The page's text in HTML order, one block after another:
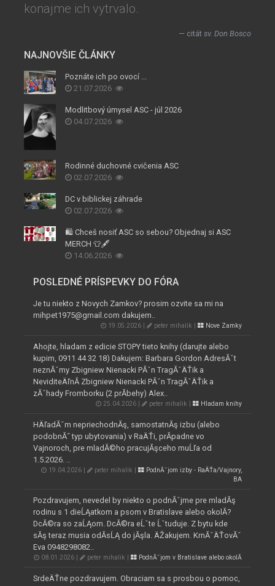
konajme ich vytrvalo.
citát sv. Don Bosco
NAJNOVŠIE ČLÁNKY
Poznáte ich po ovocí ...
21.07.2026
Modlitbový úmysel ASC - júl 2026
04.07.2026
Rodinné duchovné cvičenia ASC
02.07.2026
DC v biblickej záhrade
02.07.2026
🛍️ Chceš nosiť ASC so sebou? Objednaj si ASC
MERCH 👕🖋️
14.06.2026
POSLEDNÉ PRÍSPEVKY DO FÓRA
Je tu niekto z Novych Zamkov? prosim ozvite sa mi na
mihpet1975@gmail.com dakujem..
19.05.2026 | peter mihalik | Nove Zamky
Ahojte, hladam z edicie STOPY tieto knihy (darujte alebo
kupim, 0911 44 32 18) Dakujem: Barbara Gordon AdresĂˇt
neznĂˇmy Zbigniew Nienacki PĂˇn TragĂˇÄŤik a
NeviditeÄľnĂ­ Zbigniew Nienacki PĂˇn TragĂˇÄŤik a
zĂˇhady Fromborku (2 prĂ­behy) Alex..
25.04.2026 | peter mihalik | Hladam knihy
HÄľadĂˇm nepriechodnĂş, samostatnĂş izbu (alebo
podobnĂ˝ typ ubytovania) v RaÄŤi, prĂ­padne vo
Vajnoroch, pre mladĂ©ho pracujĂşceho muĹľa od
1.5.2026. ..
19.04.2026 | peter mihalik |
PodnĂˇjom izby - RaÄŤa/Vajnory,
BA
Pozdravujem, nevedel by niekto o podnĂˇjme pre mladĂş
rodinu s 1 dieĹĄatkom a psom v Bratislave alebo okolĂ­?
DcĂ©ra so zaĹĄom. DcĂ©ra eĹˇte Ĺˇtuduje. Z bytu kde
sĂş teraz musia odĂ­sĹĄ do jĂşla. ÄŽakujem. KrnĂˇÄŤovĂˇ
Eva 0948298082..
08.01.2026 | peter mihalik | PodnĂˇjom v Bratislave alebo okolĂ­
SrdeÄŤne pozdravujem. Obraciam sa s prosbou o pomoc,